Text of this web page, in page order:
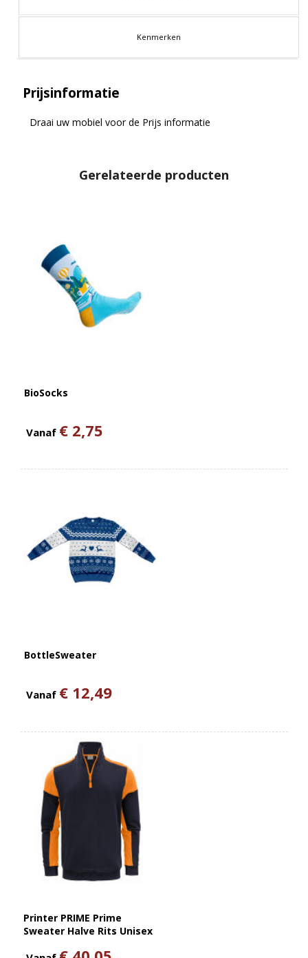
Kenmerken
Prijsinformatie
Draai uw mobiel voor de Prijs informatie
Gerelateerde producten
BioSocks
Vanaf € 2,75
BottleSweater
Vanaf € 12,49
Printer PRIME Prime
Sweater Halve Rits Unisex